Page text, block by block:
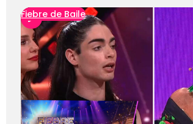
Fiebre de Baile